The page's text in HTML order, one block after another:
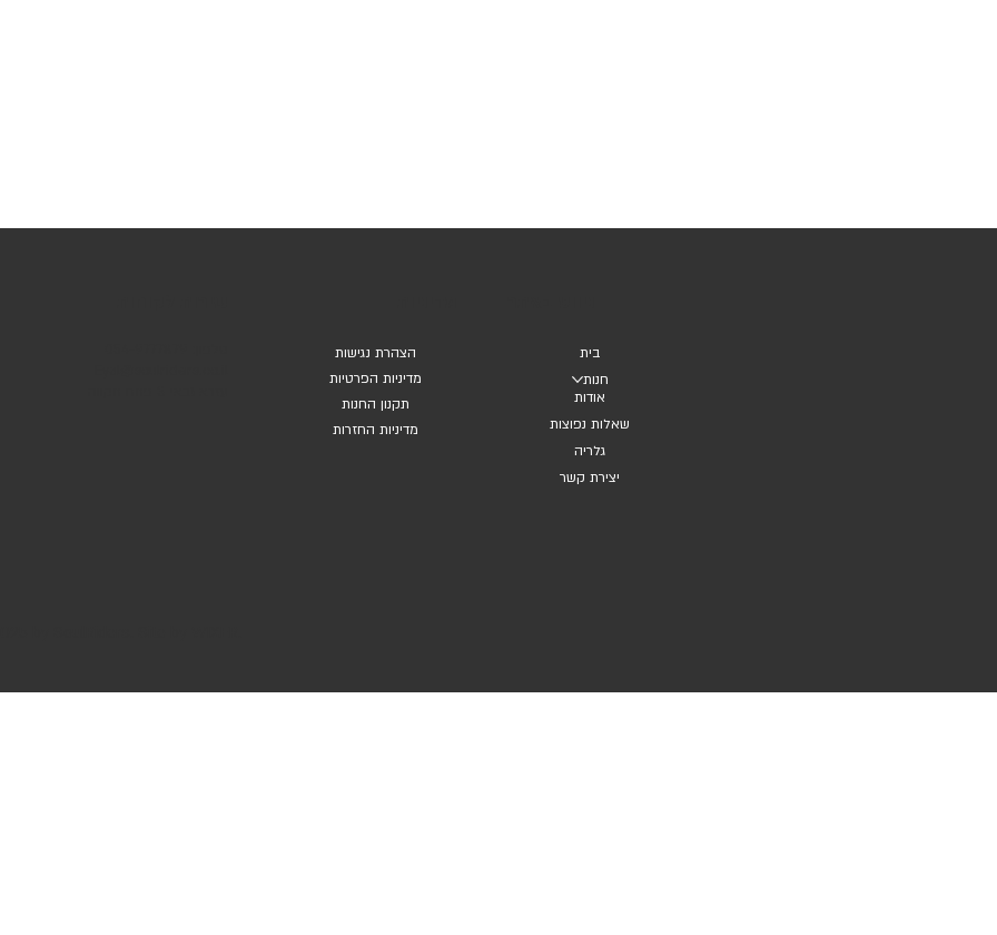
הצהרת נגישות
מדיניות הפרטיות
תקנון החנות
מדיניות החזרות
בית
חנות
אודות
שאלות נפוצות
גלריה
יצירת קשר